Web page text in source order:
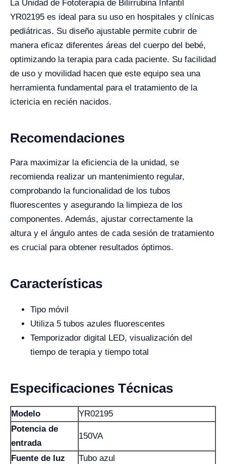
La Unidad de Fototerapia de Bilirrubina Infantil
YR02195 es ideal para su uso en hospitales y clínicas
pediátricas. Su diseño ajustable permite cubrir de
manera eficaz diferentes áreas del cuerpo del bebé,
optimizando la terapia para cada paciente. Su facilidad
de uso y movilidad hacen que este equipo sea una
herramienta fundamental para el tratamiento de la
ictericia en recién nacidos.
Recomendaciones
Para maximizar la eficiencia de la unidad, se
recomienda realizar un mantenimiento regular,
comprobando la funcionalidad de los tubos
fluorescentes y asegurando la limpieza de los
componentes. Además, ajustar correctamente la
altura y el ángulo antes de cada sesión de tratamiento
es crucial para obtener resultados óptimos.
Características
Tipo móvil
Utiliza 5 tubos azules fluorescentes
Temporizador digital LED, visualización del
tiempo de terapia y tiempo total
Especificaciones Técnicas
Modelo
YR02195
Potencia de
entrada
150VA
Fuente de luz
Tubo azul